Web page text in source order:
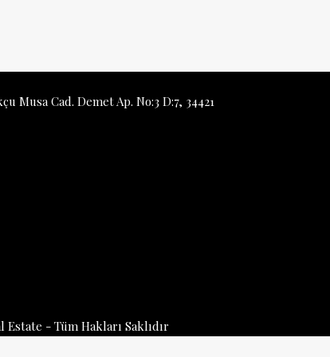
Musa Cad. Demet Ap. No:3 D:7, 34421
- Tüm Hakları Saklıdır